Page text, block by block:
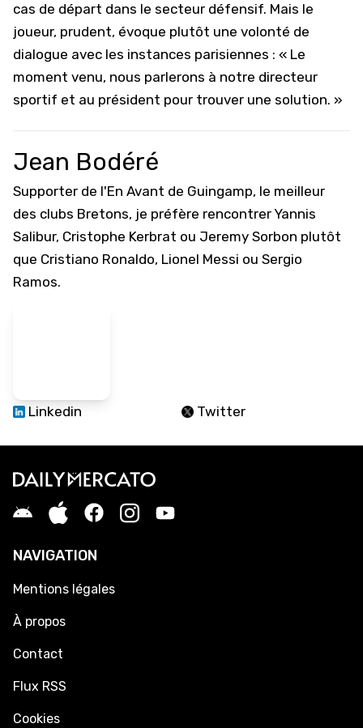
cas de départ dans le secteur défensif. Mais le
joueur, prudent, évoque plutôt une volonté de
dialogue avec les instances parisiennes : « Le
moment venu, nous parlerons à notre directeur
sportif et au président pour trouver une solution. »
Jean Bodéré
Supporter de l'En Avant de Guingamp, le meilleur
des clubs Bretons, je préfère rencontrer Yannis
Salibur, Cristophe Kerbrat ou Jeremy Sorbon plutôt
que Cristiano Ronaldo, Lionel Messi ou Sergio
Ramos.
Linkedin Twitter
NAVIGATION
Mentions légales
À propos
Contact
Flux RSS
Cookies